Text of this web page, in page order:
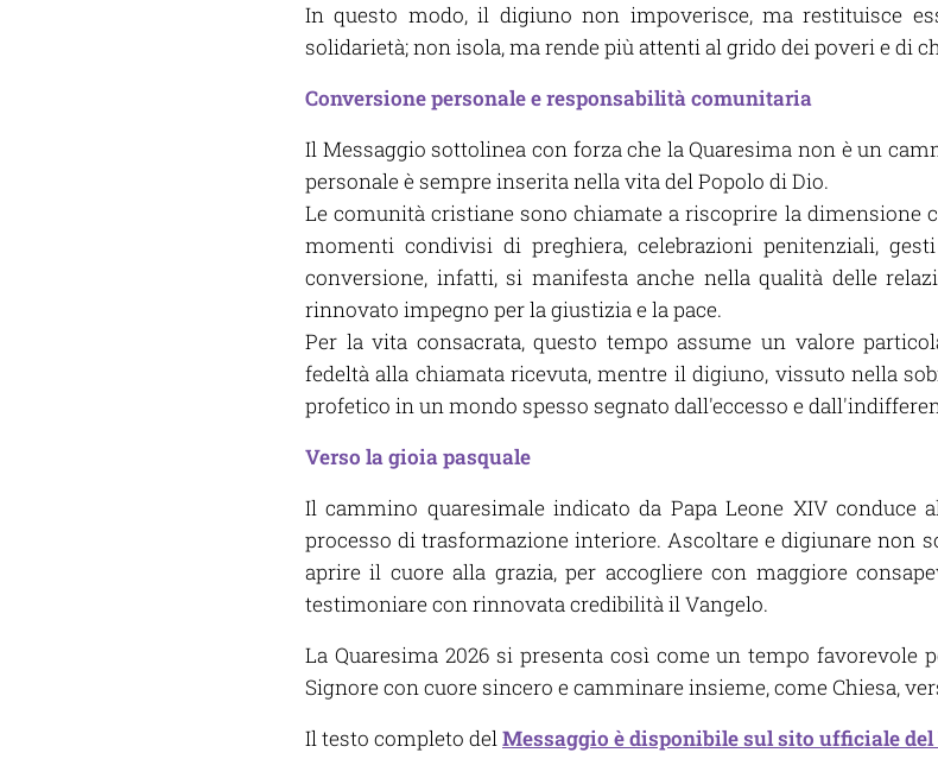
In questo modo, il digiuno non impoverisce, ma restituisce
solidarietà; non isola, ma rende più attenti al grido dei poveri e di
Conversione personale e responsabilità comunitaria
Il Messaggio sottolinea con forza che la Quaresima non è un
personale è sempre inserita nella vita del Popolo di Dio.
Le comunità cristiane sono chiamate a riscoprire la dimensione
momenti condivisi di preghiera, celebrazioni penitenziali,
conversione, infatti, si manifesta anche nella qualità delle
rinnovato impegno per la giustizia e la pace.
Per la vita consacrata, questo tempo assume un valore
fedeltà alla chiamata ricevuta, mentre il digiuno, vissuto nella
profetico in un mondo spesso segnato dall'eccesso e
Verso la gioia pasquale
Il cammino quaresimale indicato da Papa Leone XIV conduce
processo di trasformazione interiore. Ascoltare e digiunare non
aprire il cuore alla grazia, per accogliere con maggiore
testimoniare con rinnovata credibilità il Vangelo.
La Quaresima 2026 si presenta così come un tempo favorevole
Signore con cuore sincero e camminare insieme, come Chiesa,
Il testo completo delMessaggio è disponibile sul sito ufficiale